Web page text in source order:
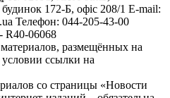
172-Б, офіс 208/1 E-mail:
Телефон: 044-205-43-00
R40-06068
размещённых на
условии ссылки на
со страницы «Новости